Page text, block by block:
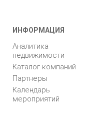
ИНФОРМАЦИЯ
Аналитика
недвижимости
Каталог компаний
Партнеры
Календарь
мероприятий